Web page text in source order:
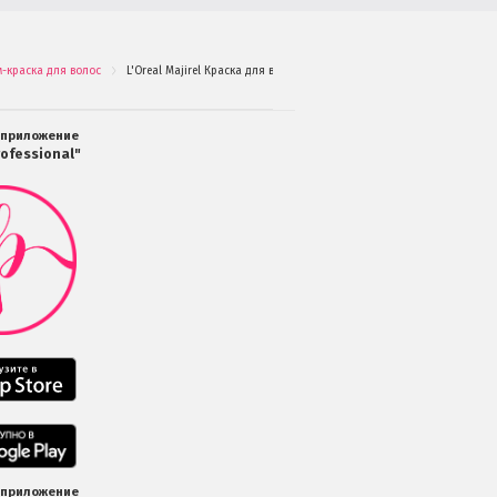
краска для волос L'Oreal Majirel Краска для волос Мажирель 9.1 Очень светлый
Мобильное
приложение
Салоны
Professional
загрузить
в
Google
Мобильное
приложение
Professional
загрузить
Мобильное
приложение